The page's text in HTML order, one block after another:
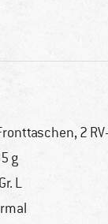
2
g
L